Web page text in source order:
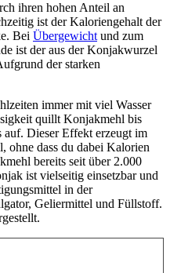
ihren hohen Anteil an
ist der Kaloriengehalt der
Bei Übergewicht und zum
ist der aus der Konjakwurzel
der starken
immer mit viel Wasser
quillt Konjakmehl bis
auf. Dieser Effekt erzeugt im
ohne dass du dabei Kalorien
bereits seit über 2.000
ist vielseitig einsetzbar und
in der
Geliermittel und Füllstoff.